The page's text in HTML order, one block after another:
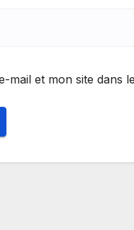
mail et mon site dans